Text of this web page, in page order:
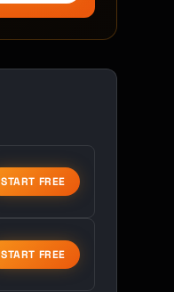
START FREE
START FREE